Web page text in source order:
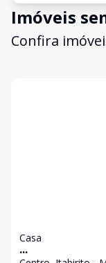
Imóveis
Confira
Casa
...